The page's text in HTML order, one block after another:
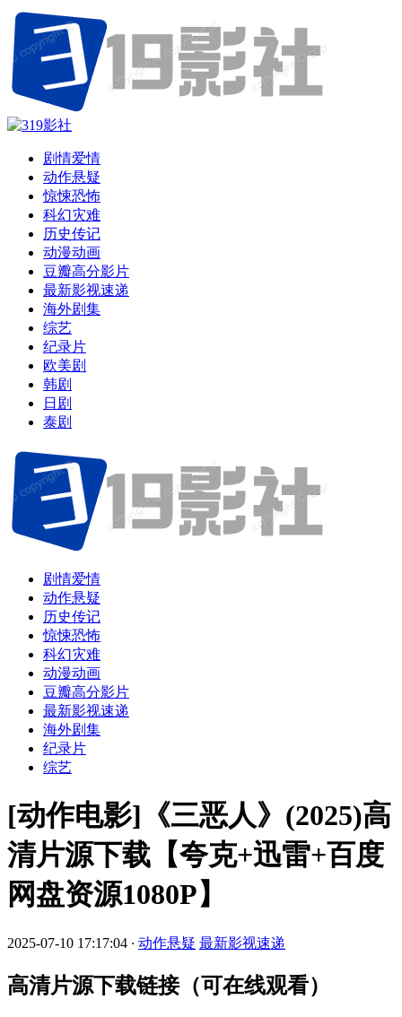
剧情爱情
动作悬疑
惊悚恐怖
科幻灾难
历史传记
动漫动画
豆瓣高分影片
最新影视速递
海外剧集
综艺
纪录片
欧美剧
韩剧
日剧
泰剧
剧情爱情
动作悬疑
历史传记
惊悚恐怖
科幻灾难
动漫动画
豆瓣高分影片
最新影视速递
海外剧集
纪录片
综艺
[动作电影]《三恶人》(2025)高
清片源下载【夸克+迅雷+百度
网盘资源1080P】
2025-07-10 17:17:04 · 动作悬疑 最新影视速递
高清片源下载链接（可在线观看）